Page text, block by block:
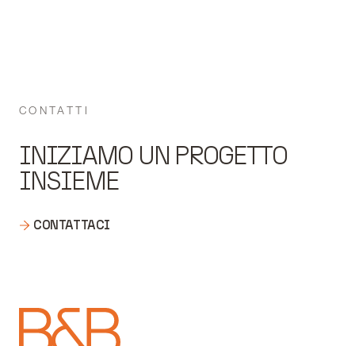
CONTATTI
INIZIAMO UN PROGETTO
INSIEME
CONTATTACI